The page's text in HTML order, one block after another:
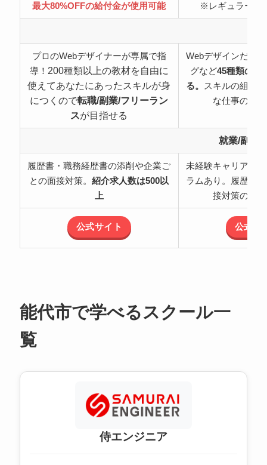
最大80%OFFの給付金が使用可能 ※レギュラープ
プロのWebデザイナーが専属で指
導！ 200種類以上の教材を自由に
使えてあなたにあったスキルが身
につくので転職/副業/フリーラン
スが目指せる
Webデザインだけ
グなど45種類の職
る。 スキルの組み
な仕事の可
就業/副業
履歴書・職務経歴書の添削や企業ご
との面接対策。紹介求人数は500以
上
未経験キャリアチ
ラムあり。履歴書
接対策のサ
公式サイト 公式サ
能代市で学べるスクール一
覧
侍エンジニア